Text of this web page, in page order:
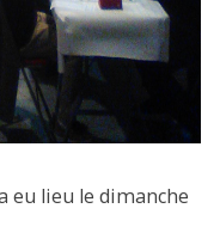
eu lieu le dimanche